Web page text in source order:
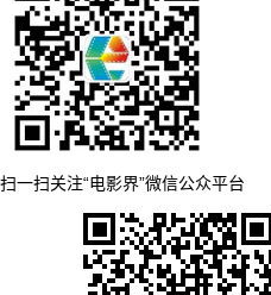
扫一扫关注“电影界”微信公众平台